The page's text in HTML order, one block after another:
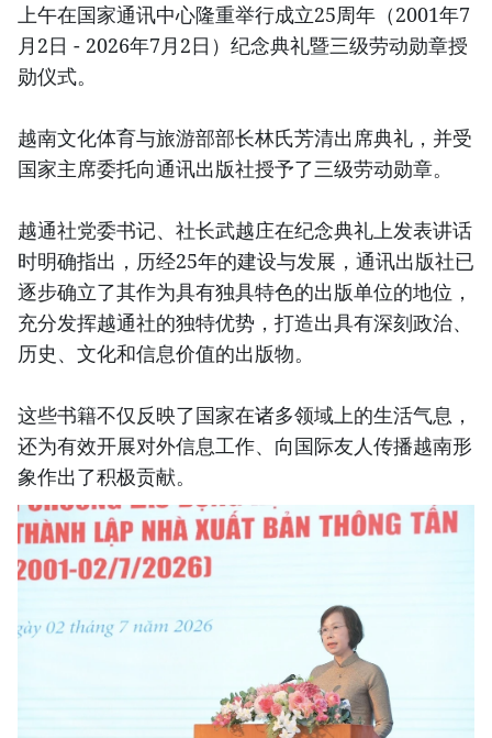
上午在国家通讯中心隆重举行成立25周年（2001年7
月2日 - 2026年7月2日）纪念典礼暨三级劳动勋章授
勋仪式。
越南文化体育与旅游部部长林氏芳清出席典礼，并受
国家主席委托向通讯出版社授予了三级劳动勋章。
越通社党委书记、社长武越庄在纪念典礼上发表讲话
时明确指出，历经25年的建设与发展，通讯出版社已
逐步确立了其作为具有独具特色的出版单位的地位，
充分发挥越通社的独特优势，打造出具有深刻政治、
历史、文化和信息价值的出版物。
这些书籍不仅反映了国家在诸多领域上的生活气息，
还为有效开展对外信息工作、向国际友人传播越南形
象作出了积极贡献。